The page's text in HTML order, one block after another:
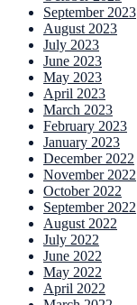
September 2023
August 2023
July 2023
June 2023
May 2023
April 2023
March 2023
February 2023
January 2023
December 2022
November 2022
October 2022
September 2022
August 2022
July 2022
June 2022
May 2022
April 2022